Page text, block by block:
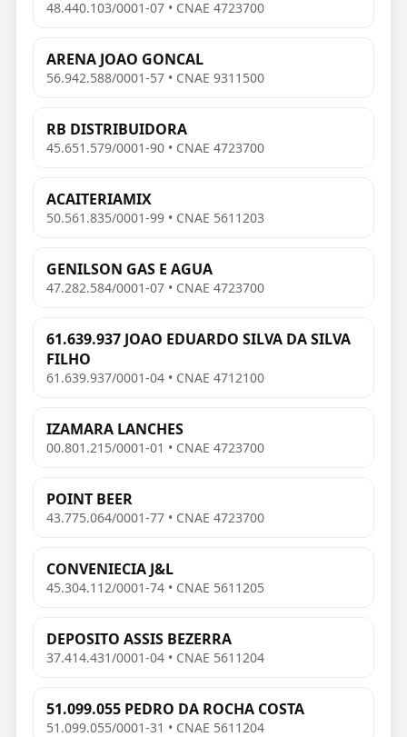
48.440.103/0001-07 • CNAE 4723700
ARENA JOAO GONCAL
56.942.588/0001-57 • CNAE 9311500
RB DISTRIBUIDORA
45.651.579/0001-90 • CNAE 4723700
ACAITERIAMIX
50.561.835/0001-99 • CNAE 5611203
GENILSON GAS E AGUA
47.282.584/0001-07 • CNAE 4723700
61.639.937 JOAO EDUARDO SILVA DA SILVA
FILHO
61.639.937/0001-04 • CNAE 4712100
IZAMARA LANCHES
00.801.215/0001-01 • CNAE 4723700
POINT BEER
43.775.064/0001-77 • CNAE 4723700
CONVENIECIA J&L
45.304.112/0001-74 • CNAE 5611205
DEPOSITO ASSIS BEZERRA
37.414.431/0001-04 • CNAE 5611204
51.099.055 PEDRO DA ROCHA COSTA
51.099.055/0001-31 • CNAE 5611204